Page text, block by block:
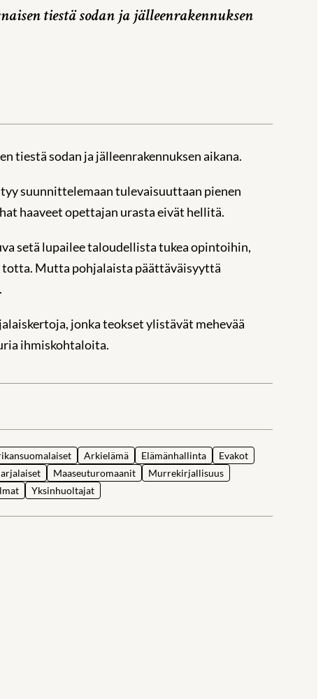
tiestä sodan ja jälleenrakennuksen
tiestä sodan ja jälleenrakennuksen aikana.
suunnittelemaan tulevaisuuttaan pienen
haaveet opettajan urasta eivät hellitä.
setä lupailee taloudellista tukea opintoihin,
Mutta pohjalaista päättäväisyyttä
jonka teokset ylistävät mehevää
ihmiskohtaloita.
Arkielämä Elämänhallinta
Evakot
Maaseuturomaanit
Murrekirjallisuus
Yksinhuoltajat